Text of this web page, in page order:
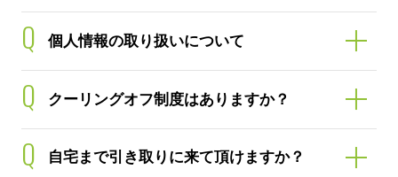
Q 個人情報の取り扱いについて
Q クーリングオフ制度はありますか？
Q 自宅まで引き取りに来て頂けますか？